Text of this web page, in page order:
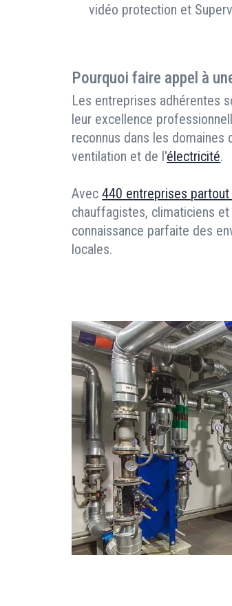
vidéo protection et
Pourquoi faire appel à
Les entreprises adhérentes
leur excellence
reconnus dans les domaines
ventilation et de l'électricité.
Avec440 entreprises partout
chauffagistes, climaticiens
connaissance parfaite des
locales.